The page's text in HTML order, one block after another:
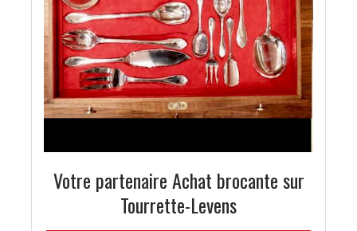
Votre partenaire Achat brocante sur
Tourrette-Levens